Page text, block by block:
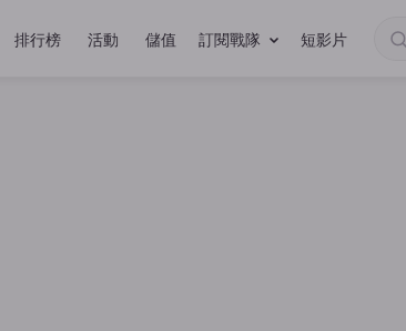
排行榜 活動 儲值 訂閱戰隊 短影片